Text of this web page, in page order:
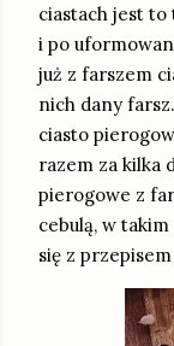
ciastach jest to
i po
już z farszem
nich dany
ciasto
razem za kilka
pierogowe z
cebulą, w
się z